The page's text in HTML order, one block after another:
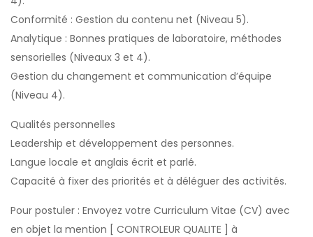
Conformité : Gestion du contenu net (Niveau 5).
Analytique : Bonnes pratiques de laboratoire, méthodes
sensorielles (Niveaux 3 et 4).
Gestion du changement et communication d’équipe
(Niveau 4).
Qualités personnelles
Leadership et développement des personnes.
Langue locale et anglais écrit et parlé.
Capacité à fixer des priorités et à déléguer des activités.
Pour postuler : Envoyez votre Curriculum Vitae (CV) avec
en objet la mention [ CONTROLEUR QUALITE ] à